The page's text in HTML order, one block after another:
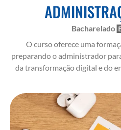
Bacharelado
O curso oferece uma
preparando o administrador
da transformação digital e do
teoria e prática, com
competências